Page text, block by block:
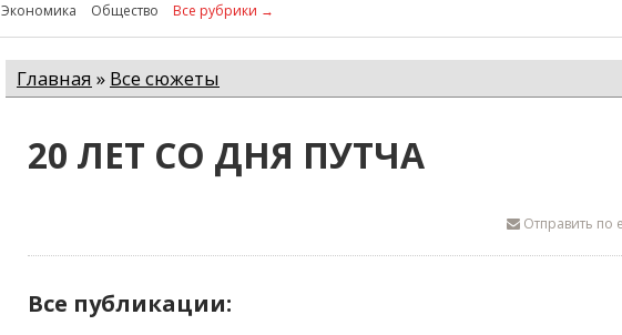
Экономика Общество Все рубрики →
Главная » Все сюжеты
20 ЛЕТ СО ДНЯ ПУТЧА
Отправить по
Все публикации: